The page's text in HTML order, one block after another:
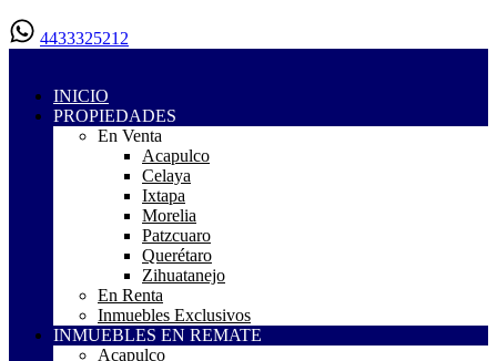
4433325212
INICIO
PROPIEDADES
En Venta
Acapulco
Celaya
Ixtapa
Morelia
Patzcuaro
Querétaro
Zihuatanejo
En Renta
Inmuebles Exclusivos
INMUEBLES EN REMATE
Acapulco